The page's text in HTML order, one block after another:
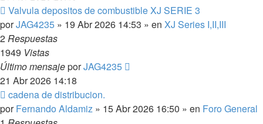
Nuevo
mensaje
Valvula depositos de combustible XJ SERIE 3
porJAG4235 » 19 Abr 2026 14:53 » en XJ Series I,II,III
2Respuestas
1949 Vistas
Último mensajeporJAG4235
21 Abr 2026 14:18
Nuevo
mensaje
cadena de distribucion.
porFernando Aldamiz » 15 Abr 2026 16:50 » en Foro General